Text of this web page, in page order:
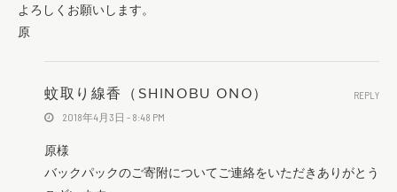
よろしくお願いします。
原
蚊取り線香（SHINOBU ONO）
2018年4月3日 - 8:48 PM
原様
バックパックのご寄附についてご連絡をいただきありがとう
REPLY